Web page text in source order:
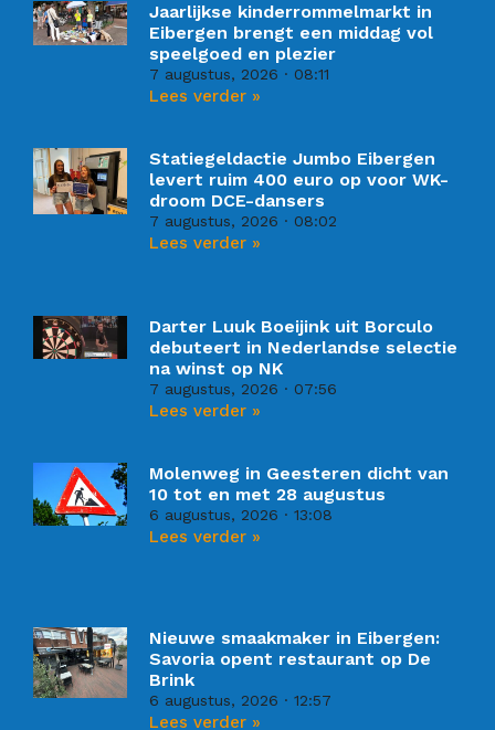
Jaarlijkse kinderrommelmarkt in
Eibergen brengt een middag vol
speelgoed en plezier
7 augustus, 2026 08:11
Lees verder »
Statiegeldactie Jumbo Eibergen
levert ruim 400 euro op voor WK-
droom DCE-dansers
7 augustus, 2026 08:02
Lees verder »
Darter Luuk Boeijink uit Borculo
debuteert in Nederlandse selectie
na winst op NK
7 augustus, 2026 07:56
Lees verder »
Molenweg in Geesteren dicht van
10 tot en met 28 augustus
6 augustus, 2026 13:08
Lees verder »
Nieuwe smaakmaker in Eibergen:
Savoria opent restaurant op De
Brink
6 augustus, 2026 12:57
Lees verder »